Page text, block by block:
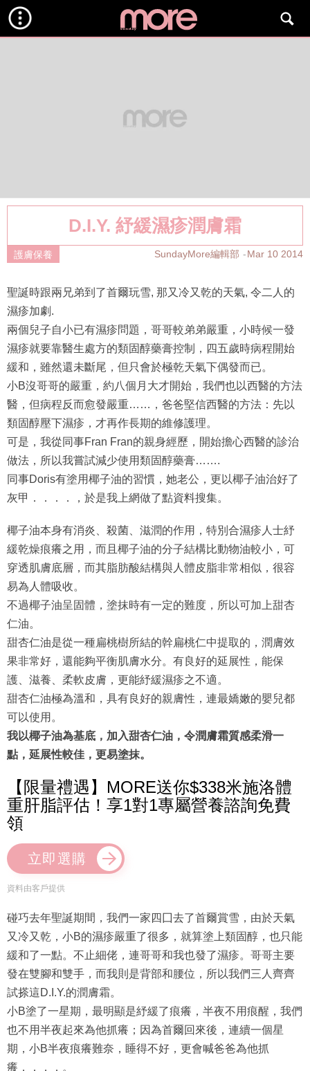
D.I.Y. 紓緩濕疹潤膚霜
護膚保養 SundayMore編輯部 Mar 10 2014
聖誕時跟兩兄弟到了首爾玩雪, 那又冷又乾的天氣, 令二人的
濕疹加劇.
兩個兒子自小已有濕疹問題，哥哥較弟弟嚴重，小時候一發
濕疹就要靠醫生處方的類固醇藥膏控制，四五歲時病程開始
緩和，雖然還未斷尾，但只會於極乾天氣下偶發而已。
小B沒哥哥的嚴重，約八個月大才開始，我們也以西醫的方法
醫，但病程反而愈發嚴重……，爸爸堅信西醫的方法：先以
類固醇壓下濕疹，才再作長期的維修護理。
可是，我從同事Fran Fran的親身經歷，開始擔心西醫的診治
做法，所以我嘗試減少使用類固醇藥膏…….
同事Doris有塗用椰子油的習慣，她老公，更以椰子油治好了
灰甲．．．．，於是我上網做了點資料搜集。
椰子油本身有消炎、殺菌、滋潤的作用，特別合濕疹人士紓
緩乾燥痕癢之用，而且椰子油的分子結構比動物油較小，可
穿透肌膚底層，而其脂肪酸結構與人體皮脂非常相似，很容
易為人體吸收。
不過椰子油呈固體，塗抹時有一定的難度，所以可加上甜杏
仁油。
甜杏仁油是從一種扁桃樹所結的幹扁桃仁中提取的，潤膚效
果非常好，還能夠平衡肌膚水分。有良好的延展性，能保
護、滋養、柔軟皮膚，更能紓緩濕疹之不適。
甜杏仁油極為溫和，具有良好的親膚性，連最嬌嫩的嬰兒都
可以使用。
我以椰子油為基底，加入甜杏仁油，令潤膚霜質感柔滑一
點，延展性較佳，更易塗抹。
【限量禮遇】MORE送你$338米施洛體
重肝脂評估！享1對1專屬營養諮詢免費
領
立即選購
資料由客戶提供
碰巧去年聖誕期間，我們一家四囗去了首爾賞雪，由於天氣
又冷又乾，小B的濕疹嚴重了很多，就算塗上類固醇，也只能
緩和了一點。不止細佬，連哥哥和我也發了濕疹。哥哥主要
發在雙腳和雙手，而我則是背部和腰位，所以我們三人齊齊
試搽這D.I.Y.的潤膚霜。
小B塗了一星期，最明顯是紓緩了痕癢，半夜不用痕醒，我們
也不用半夜起來為他抓癢；因為首爾回來後，連續一個星
期，小B半夜痕癢難奈，睡得不好，更會喊爸爸為他抓
癢．．．．。